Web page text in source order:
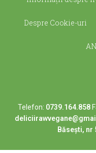
Despre Cookie-uri
Telefon: 0739.164.858
Băsești, nr